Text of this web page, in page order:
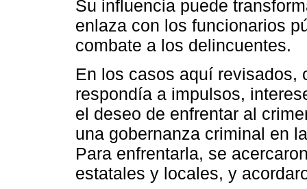
Su influencia puede
enlaza con los funcionarios
combate a los delincuentes.
En los casos aquí revisados,
respondía a impulsos,
el deseo de enfrentar al
una gobernanza criminal en
Para enfrentarla, se
estatales y locales, y